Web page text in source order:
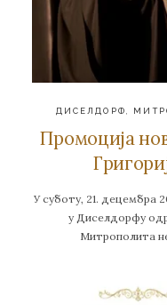
ДИСЕЛДОРФ
Промоција
У суботу, 21. децембра
у Диселдорфу
Митрополита